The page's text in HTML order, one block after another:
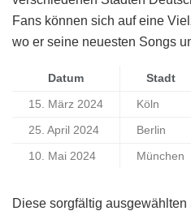
Fans können sich auf eine
wo er seine neuesten Songs
Datum Stadt
15. März 2024 Köln
25. April 2024 Berlin
10. Mai 2024 München
Diese sorgfältig